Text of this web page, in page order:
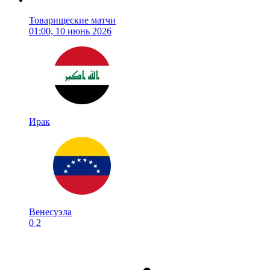
Товарищеские матчи
01:00, 10 июнь 2026
Ирак
Венесуэла
0 2